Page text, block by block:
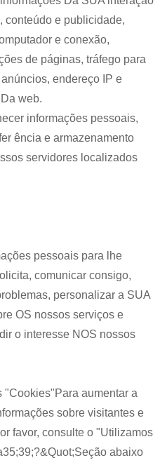
conteúdo e publicidade,
e conexão,
de páginas, tráfego para
endereço IP e
web.
informações pessoais,
ência e armazenamento
servidores localizados
pessoais para lhe
comunicar consigo,
personalizar a SUA
OS nossos serviços e
o interesse NOS nossos
"Cookies"Para aumentar a
sobre visitantes e
favor, consulte o "Utilizamos
abaixo